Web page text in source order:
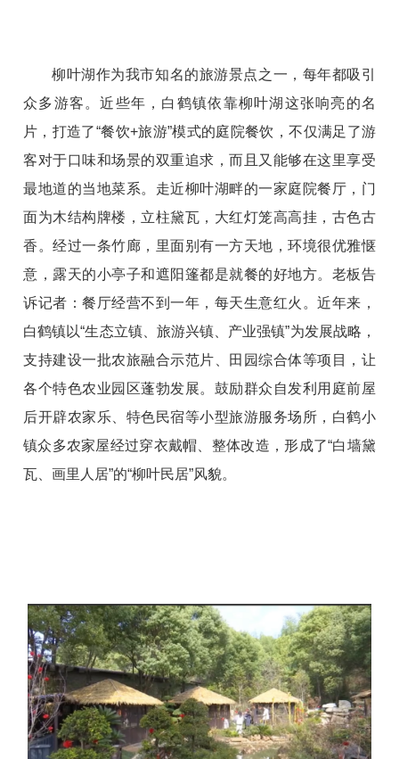
柳叶湖作为我市知名的旅游景点之一，每年都吸引
众多游客。近些年，白鹤镇依靠柳叶湖这张响亮的名
片，打造了“餐饮+旅游”模式的庭院餐饮，不仅满足了游
客对于口味和场景的双重追求，而且又能够在这里享受
最地道的当地菜系。 走近柳叶湖畔的一家庭院餐厅，门
面为木结构牌楼，立柱黛瓦，大红灯笼高高挂，古色古
香。经过一条竹廊，里面别有一方天地，环境很优雅惬
意，露天的小亭子和遮阳篷都是就餐的好地方。老板告
诉记者：餐厅经营不到一年，每天生意红火。近年来，
白鹤镇以“生态立镇、旅游兴镇、产业强镇”为发展战略，
支持建设一批农旅融合示范片、田园综合体等项目，让
各个特色农业园区蓬勃发展。鼓励群众自发利用庭前屋
后开辟农家乐、特色民宿等小型旅游服务场所，白鹤小
镇众多农家屋经过穿衣戴帽、整体改造，形成了“白墙黛
瓦、画里人居”的“柳叶民居”风貌。